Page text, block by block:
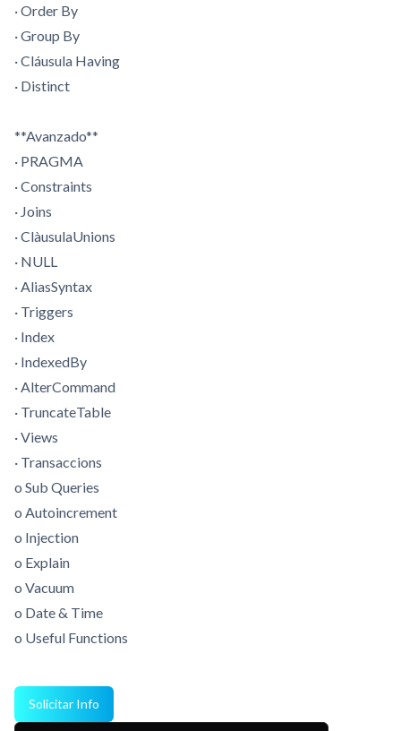
· Order By
· Group By
· Cláusula Having
· Distinct
**Avanzado**
· PRAGMA
· Constraints
· Joins
· ClàusulaUnions
· NULL
· AliasSyntax
· Triggers
· Index
· IndexedBy
· AlterCommand
· TruncateTable
· Views
· Transaccions
o Sub Queries
o Autoincrement
o Injection
o Explain
o Vacuum
o Date & Time
o Useful Functions
Solicitar Info